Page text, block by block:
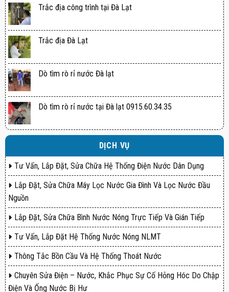
Trắc địa công trình tại Đà Lạt
Trắc địa Đà Lạt
Dò tìm rò rỉ nước Đà lạt
Dò tìm rò rỉ nước tại Đà lạt 0915.60.34.35
DỊCH VỤ
Tư Vấn, Lắp Đặt, Sửa Chữa Hệ Thống Điện Nước Dân Dụng
Lắp Đặt, Sửa Chữa Máy Lọc Nước Gia Đình Và Lọc Nước Đầu
Nguồn
Lắp Đặt, Sửa Chữa Bình Nước Nóng Trực Tiếp Và Gián Tiếp
Tư Vấn, Lắp Đặt Hệ Thống Nước Nóng NLMT
Thông Tắc Bồn Cầu Và Hệ Thống Thoát Nước
Chuyên Sửa Điện – Nước, Khắc Phục Sự Cố Hỏng Hóc Do Chập
Điện Và Ống Nước Bị Hư